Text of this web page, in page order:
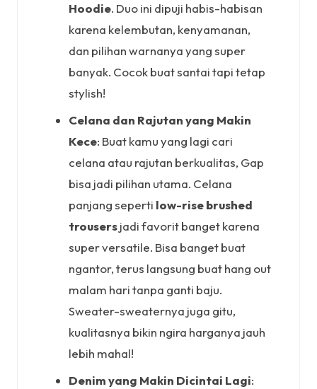
Hoodie. Duo ini dipuji habis-habisan
karena kelembutan, kenyamanan,
dan pilihan warnanya yang super
banyak. Cocok buat santai tapi tetap
stylish!
Celana dan Rajutan yang Makin
Kece: Buat kamu yang lagi cari
celana atau rajutan berkualitas, Gap
bisa jadi pilihan utama. Celana
panjang seperti low-rise brushed
trousersjadi favorit banget karena
super versatile. Bisa banget buat
ngantor, terus langsung buat hang out
malam hari tanpa ganti baju.
Sweater-sweaternya juga gitu,
kualitasnya bikin ngira harganya jauh
lebih mahal!
Denim yang Makin Dicintai Lagi: